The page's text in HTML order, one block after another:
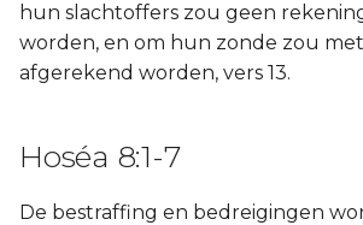
hun slachtoffers zou geen
worden, en om hun zonde zou
afgerekend worden, vers 13.
Hoséa 8:1-7
De bestraffing en bedreigingen